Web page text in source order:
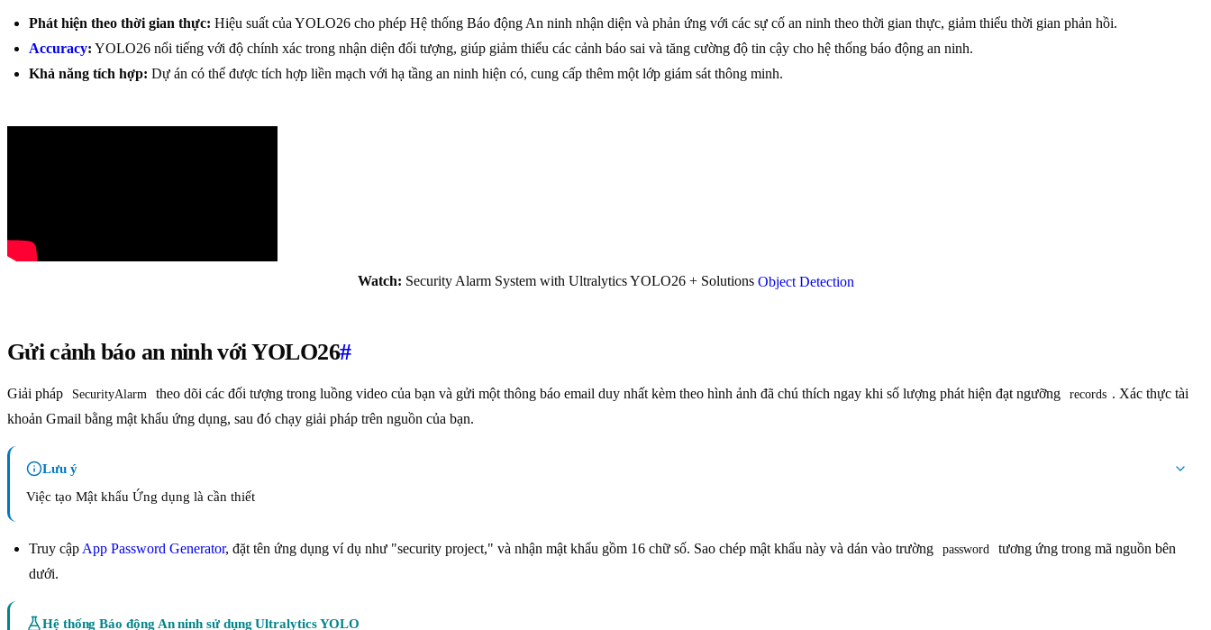
Phát hiện theo thời gian thực: Hiệu suất của YOLO26 cho phép Hệ thống Báo động An ninh nhận diện và phản ứng với các sự cố an ninh theo thời gian thực, giảm thiểu thời gian phản hồi.
Accuracy: YOLO26 nổi tiếng với độ chính xác trong nhận diện đối tượng, giúp giảm thiểu các cảnh báo sai và tăng cường độ tin cậy cho hệ thống báo động an ninh.
Khả năng tích hợp: Dự án có thể được tích hợp liền mạch với hạ tầng an ninh hiện có, cung cấp thêm một lớp giám sát thông minh.
Watch: Security Alarm System with Ultralytics YOLO26 + Solutions Object Detection
Gửi cảnh báo an ninh với YOLO26#
Giải pháp SecurityAlarm theo dõi các đối tượng trong luồng video của bạn và gửi một thông báo email duy nhất kèm theo hình ảnh đã chú thích ngay khi số lượng phát hiện đạt ngưỡng records . Xác thực tài
khoản Gmail bằng mật khẩu ứng dụng, sau đó chạy giải pháp trên nguồn của bạn.
Lưu ý
Việc tạo Mật khẩu Ứng dụng là cần thiết
Truy cập App Password Generator, đặt tên ứng dụng ví dụ như "security project," và nhận mật khẩu gồm 16 chữ số. Sao chép mật khẩu này và dán vào trường password
tương ứng trong mã nguồn bên
dưới.
Hệ thống Báo động An ninh sử dụng Ultralytics YOLO